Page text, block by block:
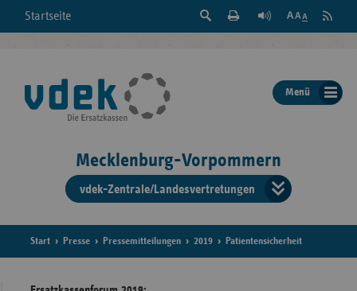
Startseite
Suche
der
Seite
Feed
Menü
Mecklenburg-Vorpommern
vdek-Zentrale/Landesvertretungen
der
Start Presse Pressemitteilungen 2019 Patientensicherheit